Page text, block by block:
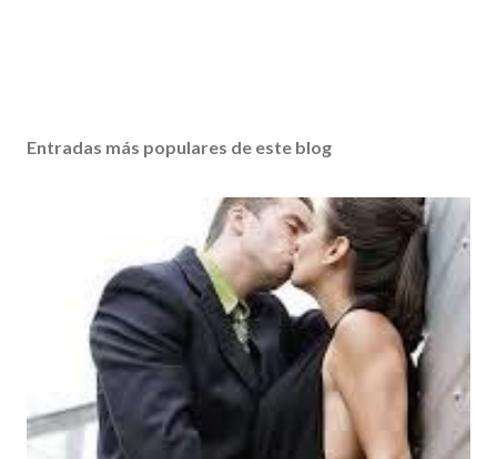
Entradas más populares de este blog